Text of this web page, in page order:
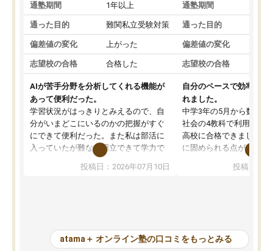
通塾期間 1年以上
通った目的 難関私立受験対策
偏差値の変化 上がった
志望校の合格 合格した
AIが苦手分野を分析してくれる機能が
あって便利だった。
学習状況がはっきりとみえるので、自
分がいまどこにいるのかの把握がすぐ
にできて便利だった。また私は部活に
入っていたが難なく両立できて学力で
も部活でも結果を残すことができてよ
かった。また問題演習の際に、自分が
が、自分で自分の管理ができない人に
とっては難しい部分もあるのではない
投稿日：2026年07月10日
通塾期間
通った目的
偏差値の変化
志望校の合格
自分のペースで効率よく
れました。
中学3年の5月から数学・
社会の4教科で利用し、
高校に合格できました。
に固められる点が魅力で
項目のおかげで、手軽
元数が可視化されるので
しながら意欲的に取り組
投稿日：
atama＋ オンライン塾の口コミをもっとみる